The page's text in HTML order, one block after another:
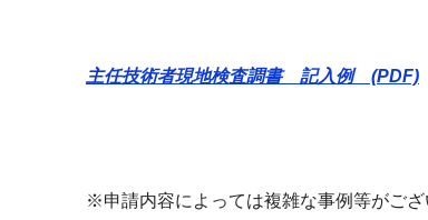
主任技術者現地検査調書 記入例 (PDF)
※申請内容によっては複雑な事例等がござ